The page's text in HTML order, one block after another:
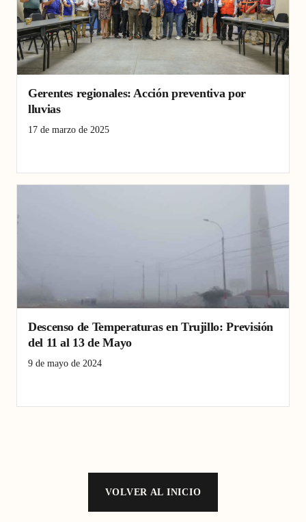
Gerentes regionales: Acción preventiva por
lluvias
17 de marzo de 2025
Descenso de Temperaturas en Trujillo: Previsión
del 11 al 13 de Mayo
9 de mayo de 2024
VOLVER AL INICIO